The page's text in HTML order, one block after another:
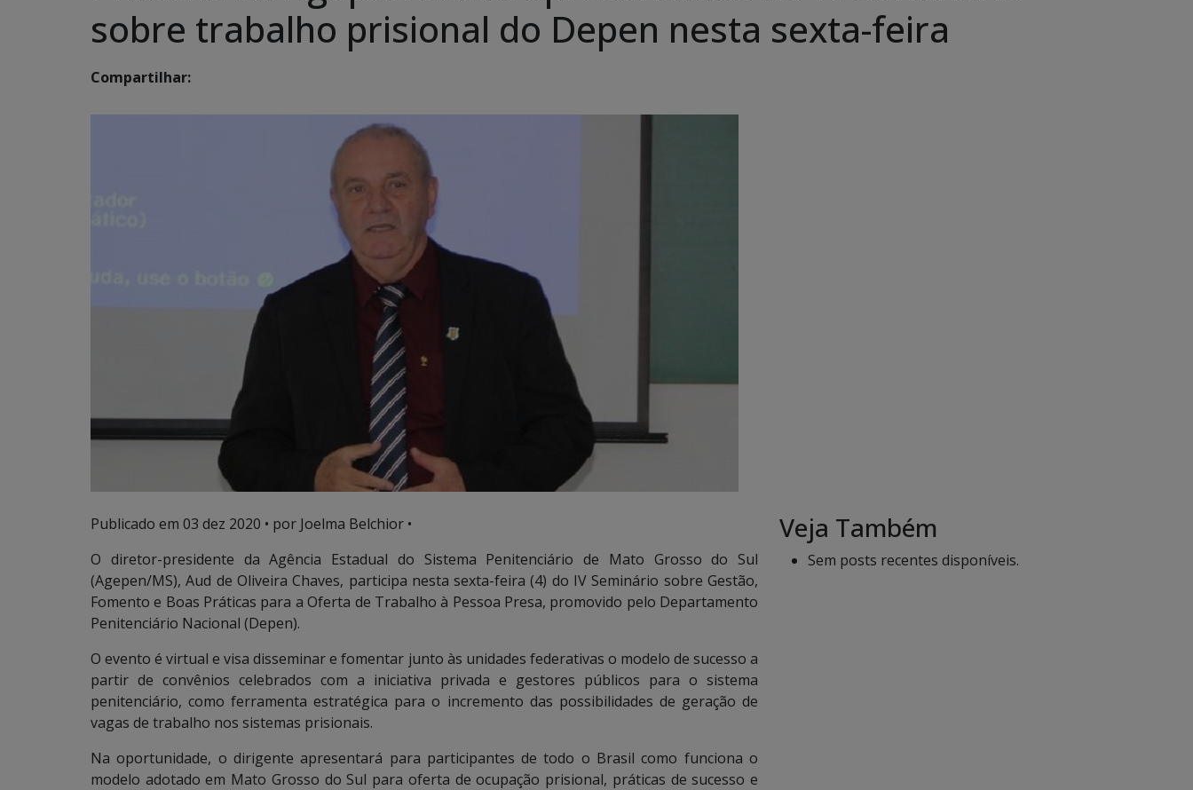
sobre trabalho prisional do Depen nesta sexta-feira
Compartilhar:
Publicado em 03 dez 2020 • por Joelma Belchior •
O diretor-presidente da Agência Estadual do Sistema Penitenciário de Mato Grosso do Sul
(Agepen/MS), Aud de Oliveira Chaves, participa nesta sexta-feira (4) do IV Seminário sobre Gestão,
Fomento e Boas Práticas para a Oferta de Trabalho à Pessoa Presa, promovido pelo Departamento
Penitenciário Nacional (Depen).
O evento é virtual e visa disseminar e fomentar junto às unidades federativas o modelo de sucesso a
partir de convênios celebrados com a iniciativa privada e gestores públicos para o sistema
penitenciário, como ferramenta estratégica para o incremento das possibilidades de geração de
vagas de trabalho nos sistemas prisionais.
Na oportunidade, o dirigente apresentará para participantes de todo o Brasil como funciona o
modelo adotado em Mato Grosso do Sul para oferta de ocupação prisional, práticas de sucesso e
Veja Também
Sem posts recentes disponíveis.